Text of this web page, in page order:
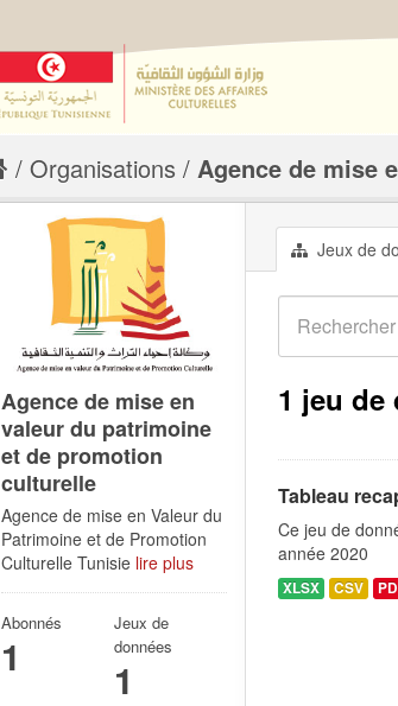
Organisations Agence de mise
Jeux de
1 jeu de
Tableau
Ce jeu de
année 2020
XLSX CSV
Agence de mise en
valeur du patrimoine
et de promotion
culturelle
Agence de mise en Valeur du
Patrimoine et de Promotion
Culturelle Tunisie lire plus
Abonnés
1
Jeux de
données
1